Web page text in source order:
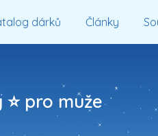
dárků Články
pro muže